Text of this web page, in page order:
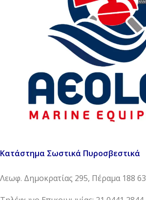
Κατάστημα Σωστικά Πυροσβεστικά
Λεωφ. Δημοκρατίας 295, Πέραμα 188 63